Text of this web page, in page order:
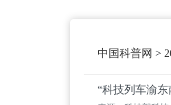
中国科普网 >
“科技列车渝